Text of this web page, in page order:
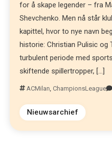
for å skape legender – fra
Shevchenko. Men nå står
kapittel, hvor to nye navn
historie: Christian Pulisic og
turbulent periode med
skiftende spillertropper, […]
ACMilan,ChampionsLeague
Nieuwsarchief